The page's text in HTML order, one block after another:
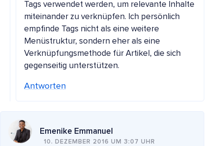
Tags verwendet werden, um relevante Inhalte
miteinander zu verknüpfen. Ich persönlich
empfinde Tags nicht als eine weitere
Menüstruktur, sondern eher als eine
Verknüpfungsmethode für Artikel, die sich
gegenseitig unterstützen.
Antworten
Emenike Emmanuel
10. DEZEMBER 2016 UM 3:07 UHR